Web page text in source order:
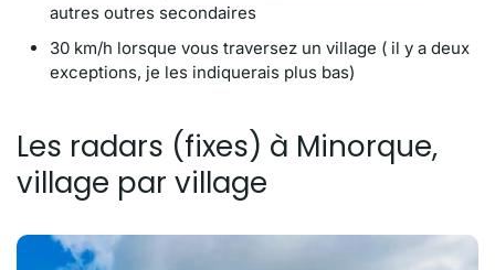
autres outres secondaires
30 km/h lorsque vous traversez un village ( il y a deux
exceptions, je les indiquerais plus bas)
Les radars (fixes) à Minorque,
village par village